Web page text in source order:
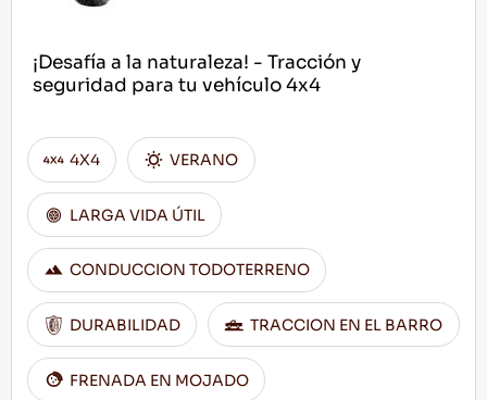
¡Desafía a la naturaleza! - Tracción y
seguridad para tu vehículo 4x4
4X4 VERANO
LARGA VIDA ÚTIL
CONDUCCION TODOTERRENO
DURABILIDAD TRACCION EN EL BARRO
FRENADA EN MOJADO